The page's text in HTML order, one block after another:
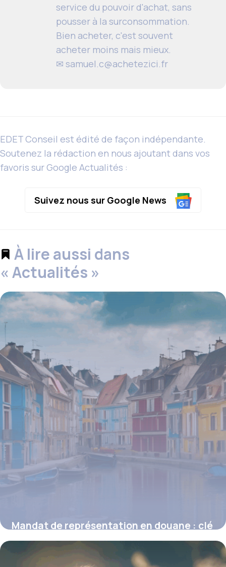
service du pouvoir d'achat, sans
pousser à la surconsommation.
Bien acheter, c'est souvent
acheter moins mais mieux.
✉ samuel.c@achetezici.fr
EDET Conseil est édité de façon indépendante.
Soutenez la rédaction en nous ajoutant dans vos
favoris sur Google Actualités :
Suivez nous sur Google News
À lire aussi dans
« Actualités »
Mandat de représentation en douane : clé
de voûte de la conformité aux formalités
douanières